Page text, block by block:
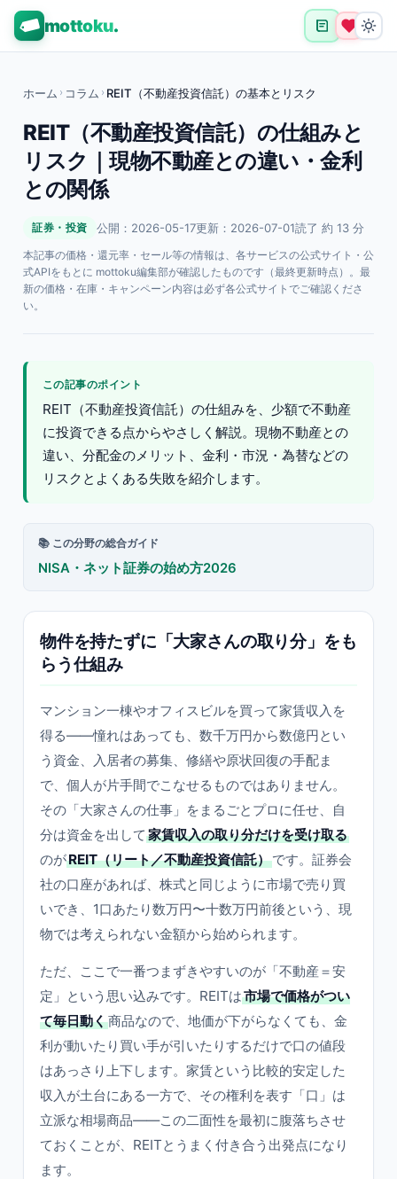
mottoku.
ホーム › コラム › REIT（不動産投資信託）の基本とリスク
REIT（不動産投資信託）の仕組みと
リスク｜現物不動産との違い・金利
との関係
証券・投資 公開：2026-05-17更新：2026-07-01読了 約 13 分
本記事の価格・還元率・セール等の情報は、各サービスの公式サイト・公
式APIをもとに mottoku編集部が確認したものです（最終更新時点）。最
新の価格・在庫・キャンペーン内容は必ず各公式サイトでご確認くださ
い。
この記事のポイント
REIT（不動産投資信託）の仕組みを、少額で不動産
に投資できる点からやさしく解説。現物不動産との
違い、分配金のメリット、金利・市況・為替などの
リスクとよくある失敗を紹介します。
📚 この分野の総合ガイド
NISA・ネット証券の始め方2026
物件を持たずに「大家さんの取り分」をも
らう仕組み
マンション一棟やオフィスビルを買って家賃収入を
得る——憧れはあっても、数千万円から数億円とい
う資金、入居者の募集、修繕や原状回復の手配ま
で、個人が片手間でこなせるものではありません。
その「大家さんの仕事」をまるごとプロに任せ、自
分は資金を出して 家賃収入の取り分だけを受け取る
のがREIT（リート／不動産投資信託）です。証券会
社の口座があれば、株式と同じように市場で売り買
いでき、1口あたり数万円〜十数万円前後という、現
物では考えられない金額から始められます。
ただ、ここで一番つまずきやすいのが「不動産＝安
定」という思い込みです。REITは市場で価格がつい
て毎日動く商品なので、地価が下がらなくても、金
利が動いたり買い手が引いたりするだけで口の値段
はあっさり上下します。家賃という比較的安定した
収入が土台にある一方で、その権利を表す「口」は
立派な相場商品——この二面性を最初に腹落ちさせ
ておくことが、REITとうまく付き合う出発点になり
ます。